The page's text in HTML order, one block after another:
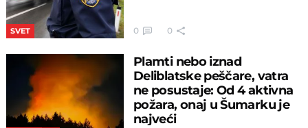
SVET 0 0
Plamti nebo iznad
Deliblatske peščare, vatra
ne posustaje: Od 4 aktivna
požara, onaj u Šumarku je
najveći